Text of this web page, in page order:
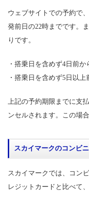
ウェブサイトでの予約で
発前日の22時までです。
りです。
・搭乗日を含めず4日前
・搭乗日を含めず5日以
上記の予約期限までに支
ンセルされます。この場
スカイマークのコンビ
スカイマークでは、コン
レジットカードと比べて